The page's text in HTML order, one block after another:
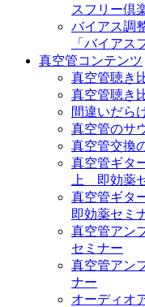
スフリー倶
バイアス調
「バイアス
真空管コンテンツ
真空管聴き
真空管聴き
間違いだら
真空管のサ
真空管交換
真空管ギタ
上 即効薬
真空管ギタ
即効薬セミ
真空管アン
セミナー
真空管アン
ナー
オーディオ